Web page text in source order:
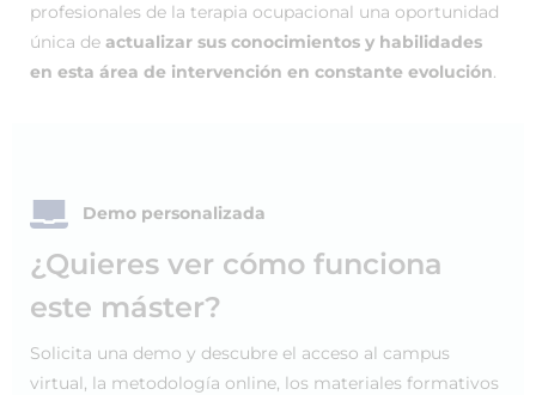
profesionales de la terapia ocupacional una oportunidad
única de actualizar sus conocimientos y habilidades
en esta área de intervención en constante evolución.
Demo personalizada
¿Quieres ver cómo funciona
este máster?
Solicita una demo y descubre el acceso al campus
virtual, la metodología online, los materiales formativos